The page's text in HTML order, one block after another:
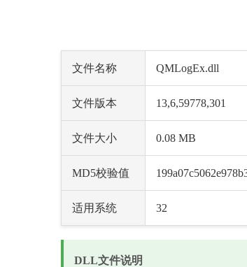
文件名称 QMLogEx.dll
文件版本 13,6,59778,301
文件大小 0.08 MB
MD5校验值
适用系统 32
DLL文件说明